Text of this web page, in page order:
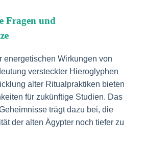
Fragen und
energetischen Wirkungen von
versteckter Hieroglyphen
alter Ritualpraktiken bieten
für zukünftige Studien. Das
trägt dazu bei, die
der alten Ägypter noch tiefer zu